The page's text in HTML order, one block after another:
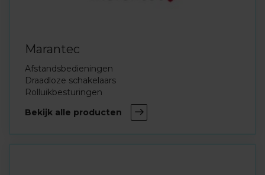
Marantec
Afstandsbedieningen
Draadloze schakelaars
Rolluikbesturingen
Bekijk alle producten